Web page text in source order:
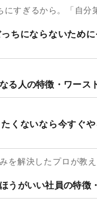
にすぎるから。「自分
っちにならないため
る人の特徴・ワース
たくないなら今すぐ
を解決したプロが教
うがいい社員の特徴